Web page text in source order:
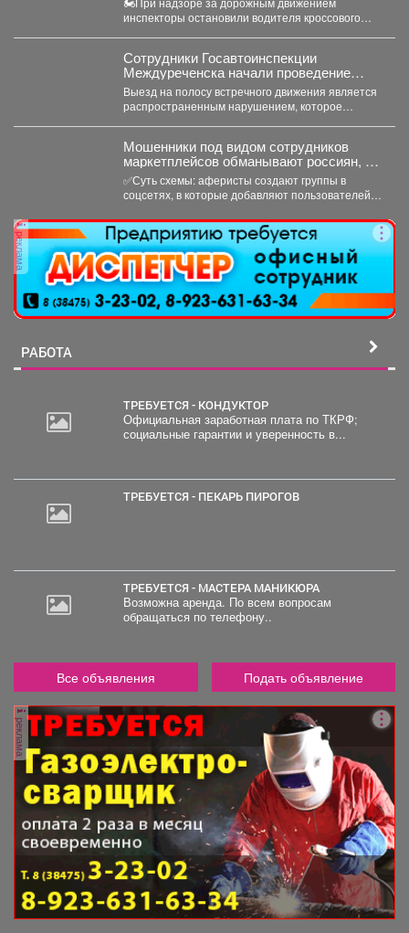
не имеющего права управления
инспекторы остановили водителя кроссового
Сотрудники Госавтоинспекции
Междуреченска начали проведение
профилактической операции
«Встречная полоса»
Выезд на полосу встречного движения является
распространенным нарушением, которое
Мошенники под видом сотрудников
маркетплейсов обманывают россиян, у
которых скоро день рождения.
✅Суть схемы: аферисты создают группы в
соцсетях, в которые добавляют пользователей в
реклама
РАБОТА
ТРЕБУЕТСЯ - КОНДУКТОР
Официальная заработная плата по ТКРФ;
социальные гарантии и уверенность в...
ТРЕБУЕТСЯ - ПЕКАРЬ ПИРОГОВ
ТРЕБУЕТСЯ - МАСТЕРА МАНИКЮРА
Возможна аренда. По всем вопросам
обращаться по телефону..
Все объявления Подать объявление
реклама